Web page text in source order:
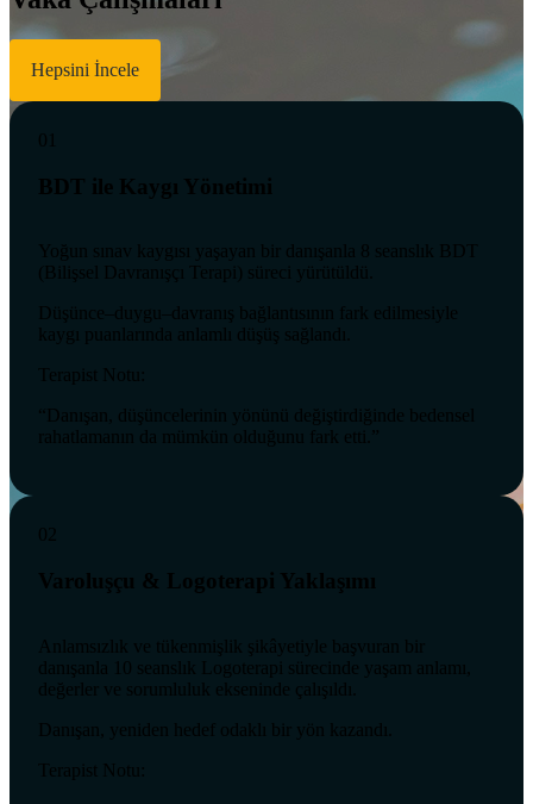
Hepsini İncele
01
BDT ile Kaygı Yönetimi
Yoğun sınav kaygısı yaşayan bir danışanla 8 seanslık BDT
(Bilişsel Davranışçı Terapi) süreci yürütüldü.
Düşünce–duygu–davranış bağlantısının fark edilmesiyle
kaygı puanlarında anlamlı düşüş sağlandı.
Terapist Notu:
“Danışan, düşüncelerinin yönünü değiştirdiğinde bedensel
rahatlamanın da mümkün olduğunu fark etti.”
02
Varoluşçu & Logoterapi Yaklaşımı
Anlamsızlık ve tükenmişlik şikâyetiyle başvuran bir
danışanla 10 seanslık Logoterapi sürecinde yaşam anlamı,
değerler ve sorumluluk ekseninde çalışıldı.
Danışan, yeniden hedef odaklı bir yön kazandı.
Terapist Notu: